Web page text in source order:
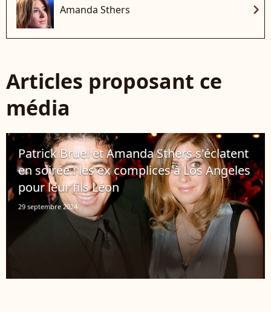
Amanda Sthers chevron_right
Articles proposant ce
média
Patrick Bruel et Amanda Sthers s'éclatent
en soirée : les ex complices à Los Angeles
pour leur fils Léon
29 septembre 2024